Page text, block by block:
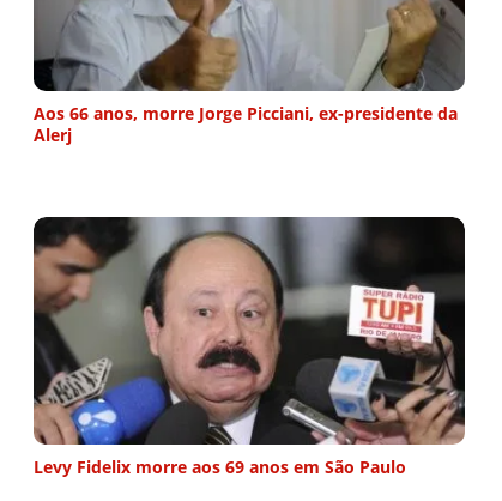
Aos 66 anos, morre Jorge Picciani, ex-presidente da
Alerj
Levy Fidelix morre aos 69 anos em São Paulo